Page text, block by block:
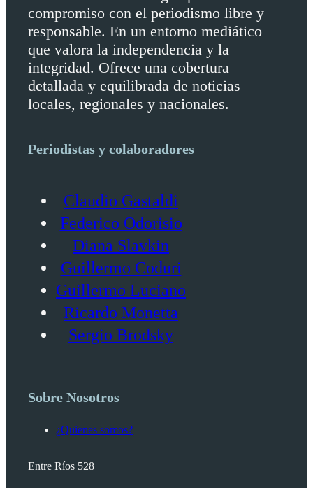
compromiso con el periodismo libre y
responsable. En un entorno mediático
que valora la independencia y la
integridad. Ofrece una cobertura
detallada y equilibrada de noticias
locales, regionales y nacionales.
Periodistas y colaboradores
Claudio Gastaldi
Federico Odorisio
Diana Slavkin
Guillermo Coduri
Guillermo Luciano
Ricardo Monetta
Sergio Brodsky
Sobre Nosotros
¿Quienes somos?
Entre Ríos 528